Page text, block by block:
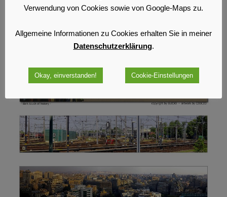
Verwendung von Cookies sowie von Google-Maps zu.
Allgemeine Informationen zu Cookies erhalten Sie in meiner
Datenschutzerklärung.
Okay, einverstanden! Cookie-Einstellungen